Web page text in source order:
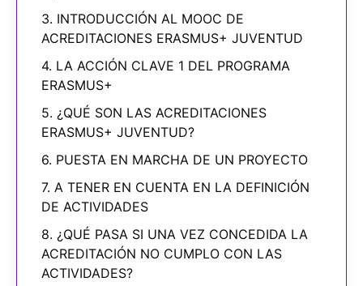
3. INTRODUCCIÓN AL MOOC DE
ACREDITACIONES ERASMUS+ JUVENTUD
4. LA ACCIÓN CLAVE 1 DEL PROGRAMA
ERASMUS+
5. ¿QUÉ SON LAS ACREDITACIONES
ERASMUS+ JUVENTUD?
6. PUESTA EN MARCHA DE UN PROYECTO
7. A TENER EN CUENTA EN LA DEFINICIÓN
DE ACTIVIDADES
8. ¿QUÉ PASA SI UNA VEZ CONCEDIDA LA
ACREDITACIÓN NO CUMPLO CON LAS
ACTIVIDADES?